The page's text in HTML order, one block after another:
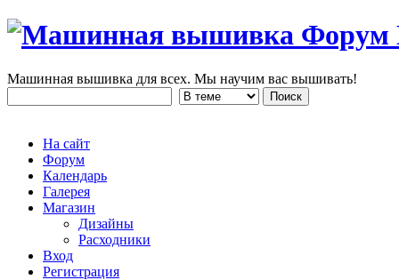
Машинная вышивка для всех. Мы научим вас вышивать!
На сайт
Форум
Календарь
Галерея
Магазин
Дизайны
Расходники
Вход
Регистрация